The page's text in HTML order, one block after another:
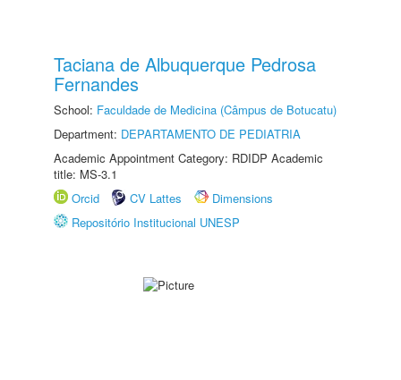
Taciana de Albuquerque Pedrosa
Fernandes
School: Faculdade de Medicina (Câmpus de Botucatu)
Department: DEPARTAMENTO DE PEDIATRIA
Academic Appointment Category: RDIDP Academic
title: MS-3.1
Orcid
CV Lattes
Dimensions
Repositório Institucional UNESP